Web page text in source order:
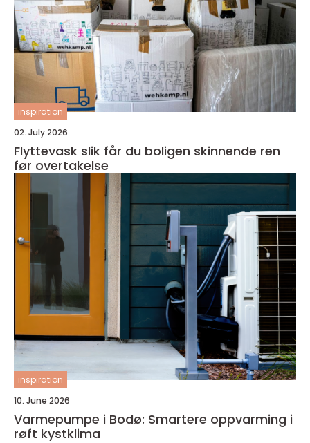
inspiration
02. July 2026
Flyttevask slik får du boligen skinnende ren
før overtakelse
inspiration
10. June 2026
Varmepumpe i Bodø: Smartere oppvarming i
røft kystklima